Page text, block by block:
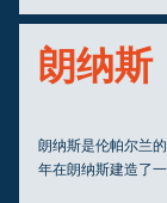
朗纳
朗纳斯是伦帕尔兰
年在朗纳斯建造了